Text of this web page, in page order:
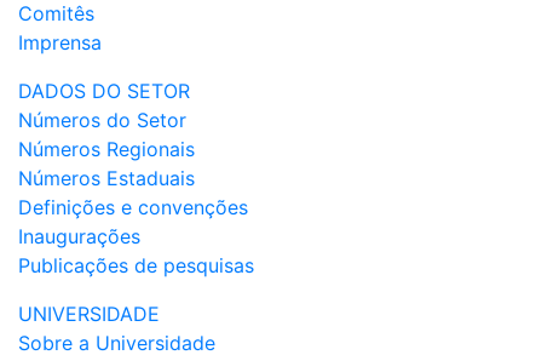
Comitês
Imprensa
DADOS DO SETOR
Números do Setor
Números Regionais
Números Estaduais
Definições e convenções
Inaugurações
Publicações de pesquisas
UNIVERSIDADE
Sobre a Universidade